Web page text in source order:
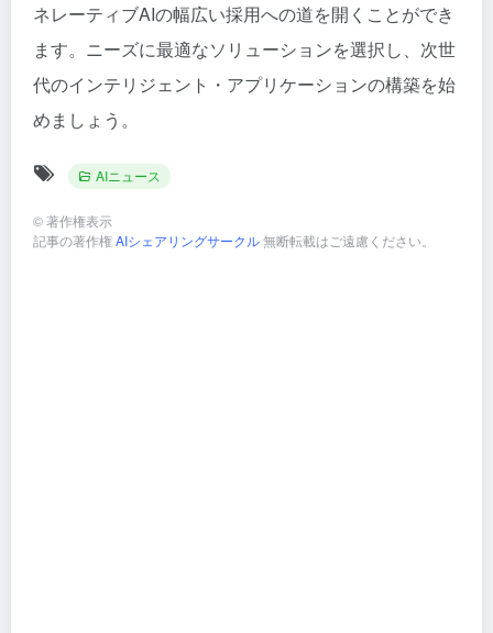
ネレーティブAIの幅広い採用への道を開くことができ
ます。ニーズに最適なソリューションを選択し、次世
代のインテリジェント・アプリケーションの構築を始
めましょう。
AIニュース
©著作権表示
記事の著作権AIシェアリングサークル無断転載はご遠慮ください。